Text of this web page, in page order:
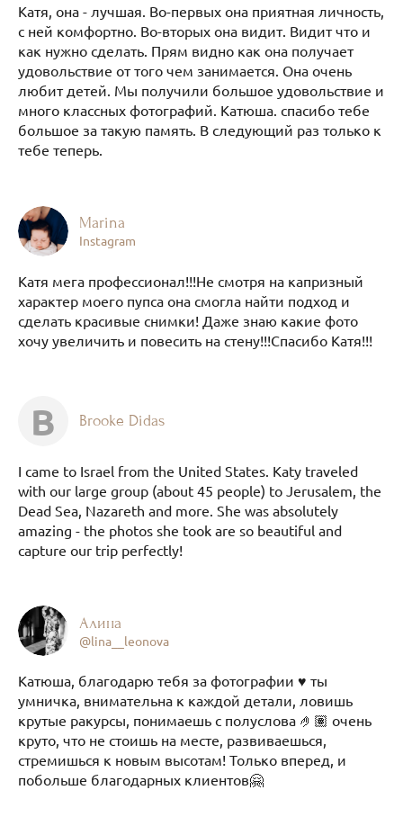
Катя, она - лучшая. Во-первых она приятная личность,
с ней комфортно. Во-вторых она видит. Видит что и
как нужно сделать. Прям видно как она получает
удовольствие от того чем занимается. Она очень
любит детей. Мы получили большое удовольствие и
много классных фотографий. Катюша. спасибо тебе
большое за такую память. В следующий раз только к
тебе теперь.
Marina
Instagram
Катя мега профессионал!!!Не смотря на капризный
характер моего пупса она смогла найти подход и
сделать красивые снимки! Даже знаю какие фото
хочу увеличить и повесить на стену!!!Спасибо Катя!!!
B Brooke Didas
I came to Israel from the United States. Katy traveled
with our large group (about 45 people) to Jerusalem, the
Dead Sea, Nazareth and more. She was absolutely
amazing - the photos she took are so beautiful and
capture our trip perfectly!
Алина
@lina__leonova
Катюша, благодарю тебя за фотографии ♥️ ты
умничка, внимательна к каждой детали, ловишь
крутые ракурсы, понимаешь с полуслова 🤌🏽 очень
круто, что не стоишь на месте, развиваешься,
стремишься к новым высотам! Только вперед, и
побольше благодарных клиентов🤗